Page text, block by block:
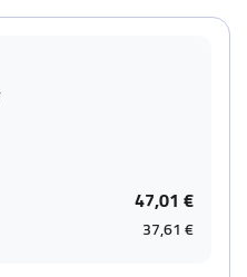
47,01 €
37,61 €